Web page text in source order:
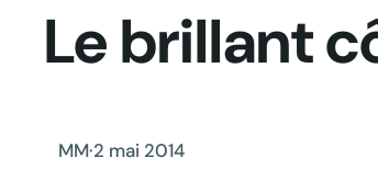
Le brillant
MM·2 mai 2014